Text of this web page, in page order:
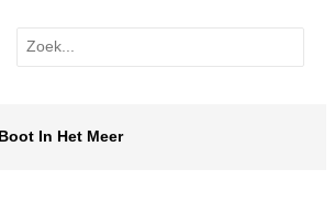
naar:
Boot In Het Meer